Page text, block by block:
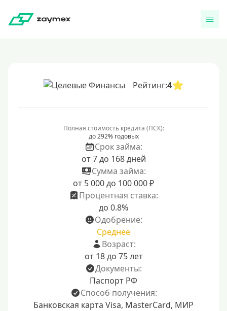
Рейтинг:4
Полная стоимость кредита (ПСК):
до 292% годовых
Срок займа:
от 7 до 168 дней
Сумма займа:
от 5 000 до 100 000 ₽
Процентная ставка:
до 0.8%
Одобрение:
Среднее
Возраст:
от 18 до 75 лет
Документы:
Паспорт РФ
Способ получения:
Банковская карта Visa, MasterCard, МИР